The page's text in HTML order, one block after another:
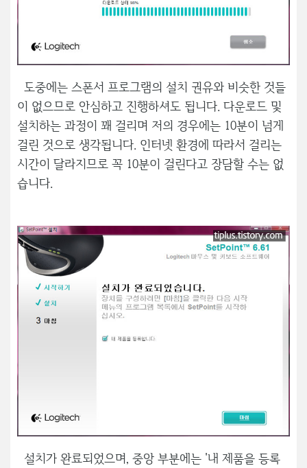
도중에는 스폰서 프로그램의 설치 권유와 비슷한 것들
이 없으므로 안심하고 진행하셔도 됩니다. 다운로드 및
설치하는 과정이 꽤 걸리며 저의 경우에는 10분이 넘게
걸린 것으로 생각됩니다. 인터넷 환경에 따라서 걸리는
시간이 달라지므로 꼭 10분이 걸린다고 장담할 수는 없
습니다.
설치가 완료되었으며, 중앙 부분에는 '내 제품을 등록